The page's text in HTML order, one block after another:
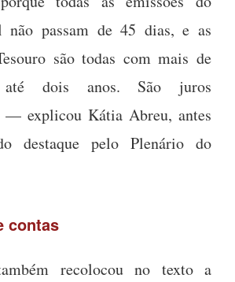
não passam de 45 dias, e as
são todas com mais de
até dois anos. São juros
— explicou Kátia Abreu, antes
destaque pelo Plenário do
contas
recolocou no texto a